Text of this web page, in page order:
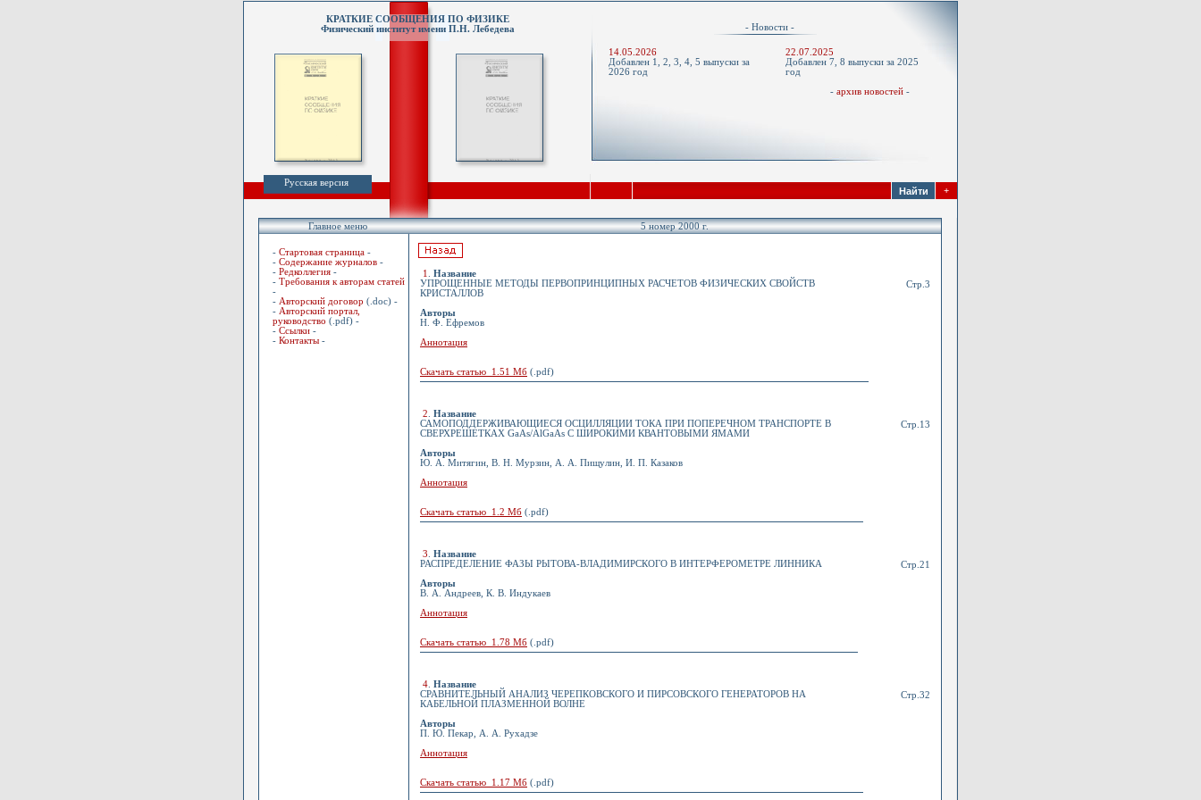
КРАТКИЕ СООБЩЕНИЯ ПО ФИЗИКЕ
Физический институт имени П.Н. Лебедева
- Новости -
14.05.2026
Добавлен 1, 2, 3, 4, 5 выпуски за
2026 год
22.07.2025
Добавлен 7, 8 выпуски за 2025
год
- архив новостей -
Русская версия
+
Главное меню 5 номер 2000 г.
- Стартовая страница -
- Содержание журналов -
- Редколлегия -
- Требования к авторам статей
-
- Авторский договор (.doc) -
- Авторский портал,
руководство (.pdf) -
- Ссылки -
- Контакты -
1
Название
УПРОЩЕННЫЕ МЕТОДЫ ПЕРВОПРИНЦИПНЫХ РАСЧЕТОВ ФИЗИЧЕСКИХ СВОЙСТВ
КРИСТАЛЛОВ
Авторы
Н. Ф. Ефремов
Аннотация
Скачать статью 1.51 Мб (.pdf)
Стр.3
2
Название
САМОПОДДЕРЖИВАЮЩИЕСЯ ОСЦИЛЛЯЦИИ ТОКА ПРИ ПОПЕРЕЧНОМ ТРАНСПОРТЕ В
СВЕРХРЕШЕТКАХ GaAs/AlGaAs С ШИРОКИМИ КВАНТОВЫМИ ЯМАМИ
Авторы
Ю. А. Митягин, В. Н. Мурзин, А. А. Пищулин, И. П. Казаков
Аннотация
Скачать статью 1.2 Мб (.pdf)
Стр.13
3
Название
РАСПРЕДЕЛЕНИЕ ФАЗЫ РЫТОВА-ВЛАДИМИРСКОГО В ИНТЕРФЕРОМЕТРЕ ЛИННИКА
Авторы
В. А. Андреев, К. В. Индукаев
Аннотация
Скачать статью 1.78 Мб (.pdf)
Стр.21
4 Название
СРАВНИТЕЛЬНЫЙ АНАЛИЗ ЧЕРЕПКОВСКОГО И ПИРСОВСКОГО ГЕНЕРАТОРОВ НА
КАБЕЛЬНОЙ ПЛАЗМЕННОЙ ВОЛНЕ
Авторы
П. Ю. Пекар, А. А. Рухадзе
Аннотация
Скачать статью 1.17 Мб (.pdf)
Стр.32